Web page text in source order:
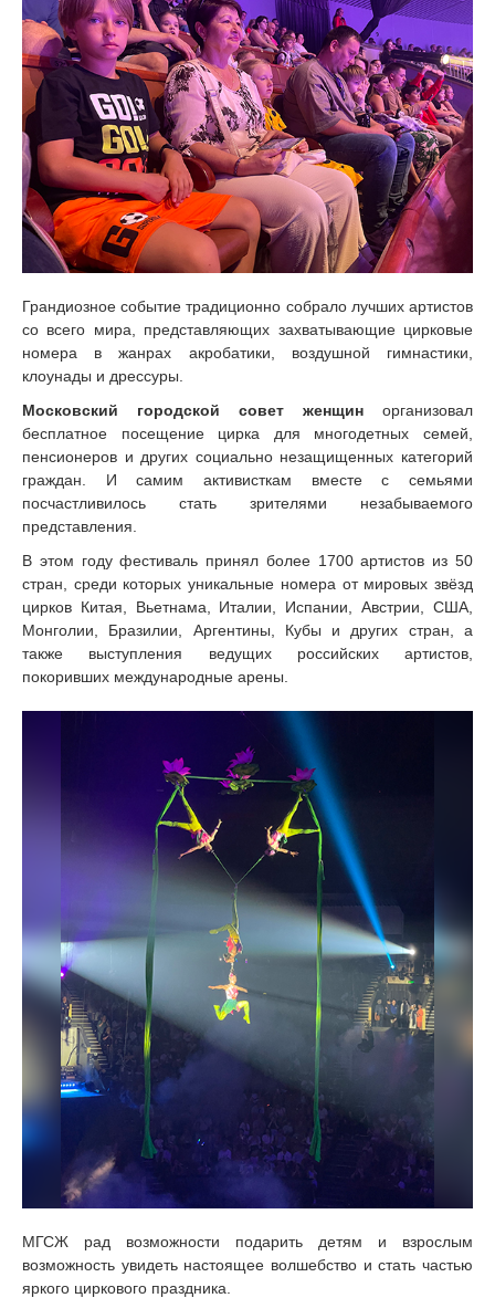
Грандиозное событие традиционно собрало лучших артистов
со всего мира, представляющих захватывающие цирковые
номера в жанрах акробатики, воздушной гимнастики,
клоунады и дрессуры.
Московский городской совет женщин организовал
бесплатное посещение цирка для многодетных семей,
пенсионеров и других социально незащищенных категорий
граждан. И самим активисткам вместе с семьями
посчастливилось стать зрителями незабываемого
представления.
В этом году фестиваль принял более 1700 артистов из 50
стран, среди которых уникальные номера от мировых звёзд
цирков Китая, Вьетнама, Италии, Испании, Австрии, США,
Монголии, Бразилии, Аргентины, Кубы и других стран, а
также выступления ведущих российских артистов,
покоривших международные арены.
МГСЖ рад возможности подарить детям и взрослым
возможность увидеть настоящее волшебство и стать частью
яркого циркового праздника.